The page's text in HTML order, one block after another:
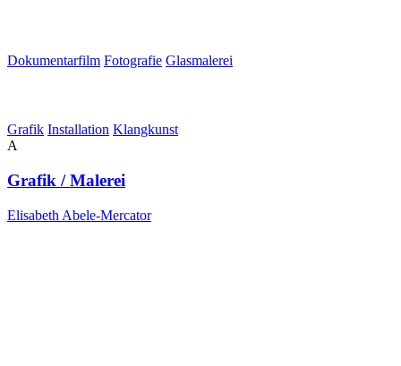
Dokumentarfilm Fotografie Glasmalerei
Grafik Installation Klangkunst
A
Grafik / Malerei
Elisabeth Abele-Mercator